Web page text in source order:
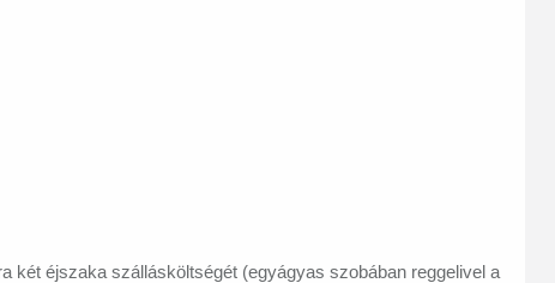
két éjszaka szállásköltségét (egyágyas szobában reggelivel a